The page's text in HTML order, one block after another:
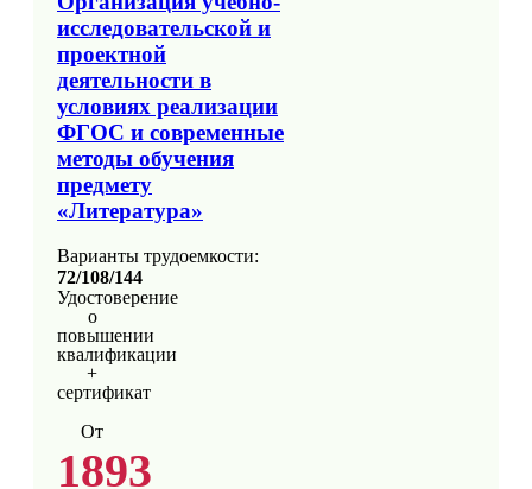
исследовательской и
проектной
деятельности в
условиях реализации
ФГОС и современные
методы обучения
предмету
«Литература»
Варианты трудоемкости:
72/108/144
Удостоверение
о
повышении
квалификации
+
сертификат
От
1893